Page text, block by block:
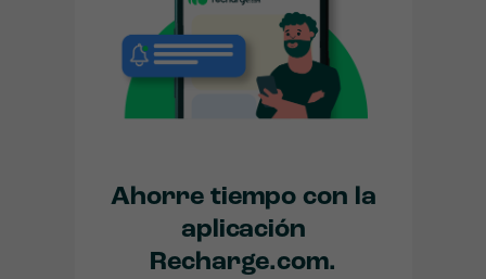
Ahorre tiempo con la
aplicación
Recharge.com.